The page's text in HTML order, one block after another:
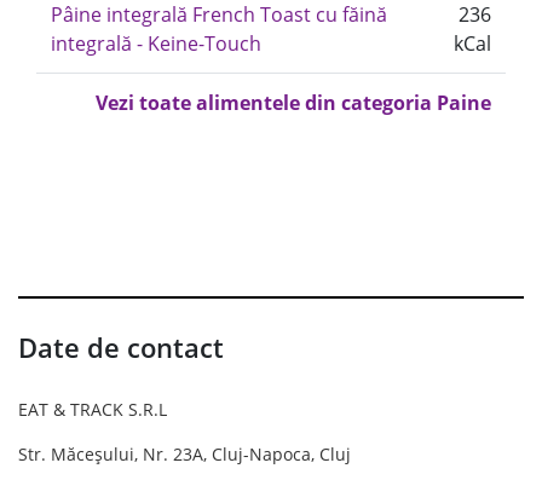
Pâine integrală French Toast cu făină
integrală - Keine-Touch
236
kCal
Vezi toate alimentele din categoria Paine
Date de contact
EAT & TRACK S.R.L
Str. Măceșului, Nr. 23A, Cluj-Napoca, Cluj